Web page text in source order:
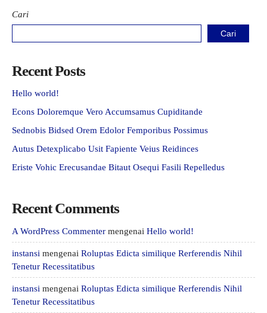
Cari
Cari
Recent Posts
Hello world!
Econs Doloremque Vero Accumsamus Cupiditande
Sednobis Bidsed Orem Edolor Femporibus Possimus
Autus Detexplicabo Usit Fapiente Veius Reidinces
Eriste Vohic Erecusandae Bitaut Osequi Fasili Repelledus
Recent Comments
A WordPress Commenter mengenai Hello world!
instansi mengenai Roluptas Edicta similique Rerferendis Nihil
Tenetur Recessitatibus
instansi mengenai Roluptas Edicta similique Rerferendis Nihil
Tenetur Recessitatibus